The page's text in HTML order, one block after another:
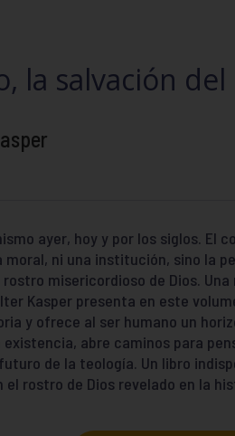
la salvación del
ayer, hoy y por los siglos. El
moral, ni una institución, sino la
misericordioso de Dios.
Kasper presenta en este
y ofrece al ser humano un
abre caminos para
de la teología. Un libro
rostro de Dios revelado en la